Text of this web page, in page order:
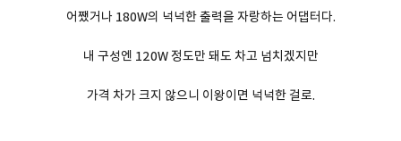
어쨌거나 180W의 넉넉한 출력을 자랑하는 어댑터다.
내 구성엔 120W 정도만 돼도 차고 넘치겠지만
가격 차가 크지 않으니 이왕이면 넉넉한 걸로.